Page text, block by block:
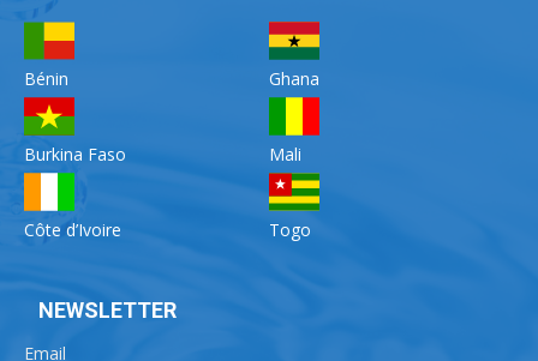
Bénin
Burkina Faso
Côte d’Ivoire
Ghana
Mali
Togo
NEWSLETTER
Email